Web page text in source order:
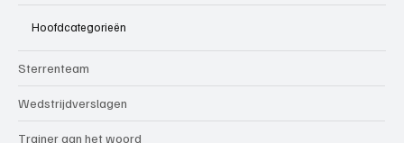
Hoofdcategorieën
Sterrenteam
Wedstrijdverslagen
Trainer aan het woord